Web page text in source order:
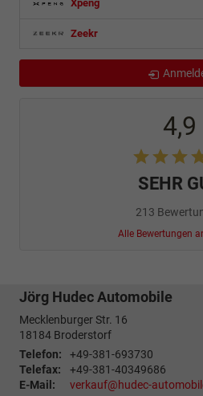
Xpeng
Zeekr
4,9
SEHR
213
Alle Bewertungen
Jörg Hudec Automobile
Mecklenburger Str. 16
18184 Broderstorf
Telefon:
+49-381-693730
Telefax:
+49-381-40349686
E-Mail:
verkauf@hudec-